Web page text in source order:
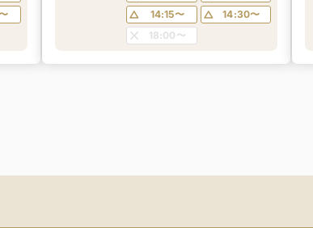
14:15〜
14:30〜
18:00〜